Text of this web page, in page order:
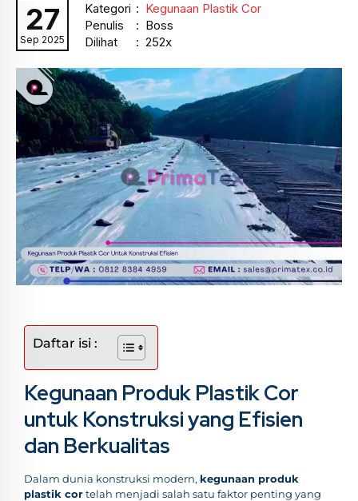
27
Sep 2025
Kategori : Kegunaan Plastik Cor
Penulis
: Boss
Dilihat
: 252x
Daftar isi :
Kegunaan Produk Plastik Cor
untuk Konstruksi yang Efisien
dan Berkualitas
Dalam dunia konstruksi modern, kegunaan produk
plastik cortelah menjadi salah satu faktor penting yang